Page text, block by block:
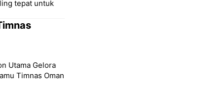
tepat untuk
Utama Gelora
Timnas Oman